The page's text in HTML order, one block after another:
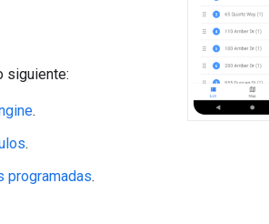
siguiente:
.
.
programadas.